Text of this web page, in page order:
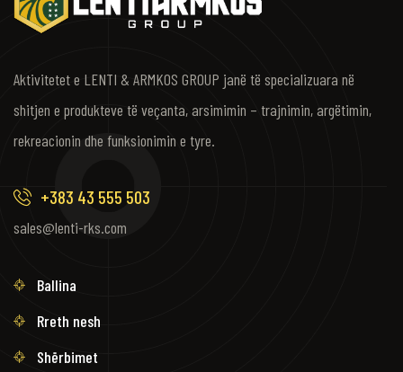
Aktivitetet e LENTI & ARMKOS GROUP janë të specializuara në
shitjen e produkteve të veçanta, arsimimin – trajnimin, argëtimin,
rekreacionin dhe funksionimin e tyre.
+383 43 555 503
sales@lenti-rks.com
Ballina
Rreth nesh
Shërbimet